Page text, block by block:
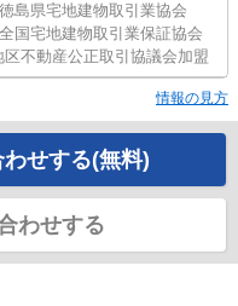
島県宅地建物取引業協会
国宅地建物取引業保証協会
区不動産公正取引協議会加盟
情報の見方
せする(無料)
わせする